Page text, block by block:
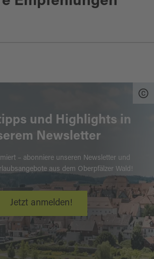
und Highlights in
Newsletter
– abonniere unseren Newsletter und
aus dem Oberpfälzer Wald!
Jetzt anmelden!